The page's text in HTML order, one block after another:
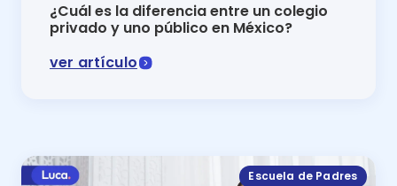
¿Cuál es la diferencia entre un colegio
privado y uno público en México?
ver artículo
Escuela de Padres